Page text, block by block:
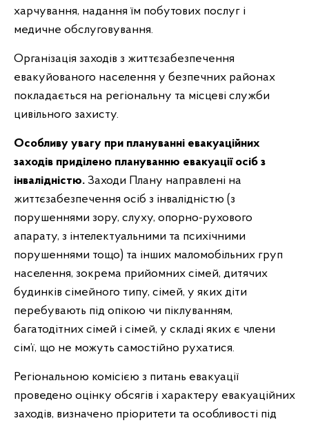
харчування, надання їм побутових послуг і
медичне обслуговування.
Організація заходів з життєзабезпечення
евакуйованого населення у безпечних районах
покладається на регіональну та місцеві служби
цивільного захисту.
Особливу увагу при плануванні евакуаційних
заходів приділено плануванню евакуації осіб з
інвалідністю. Заходи Плану направлені на
життєзабезпечення осіб з інвалідністю (з
порушеннями зору, слуху, опорно-рухового
апарату, з інтелектуальними та психічними
порушеннями тощо) та інших маломобільних груп
населення, зокрема прийомних сімей, дитячих
будинків сімейного типу, сімей, у яких діти
перебувають під опікою чи піклуванням,
багатодітних сімей і сімей, у складі яких є члени
сім’ї, що не можуть самостійно рухатися.
Регіональною комісією з питань евакуації
проведено оцінку обсягів і характеру евакуаційних
заходів, визначено пріоритети та особливості під